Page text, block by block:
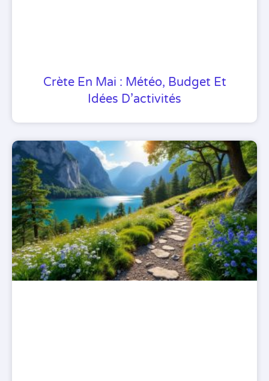
Crète En Mai : Météo, Budget Et
Idées D’activités